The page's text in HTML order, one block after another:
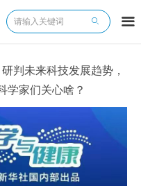
끀
ꄙ
判未来科技发展趋势，
学家们关心啥？